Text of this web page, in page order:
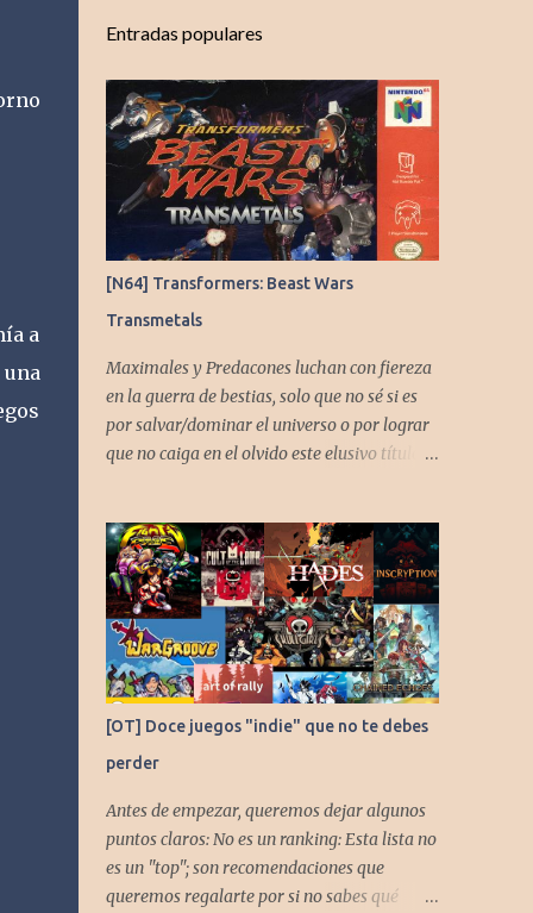
a
Entradas populares
[N64] Transformers: Beast Wars
Transmetals
Maximales y Predacones luchan con fiereza
en la guerra de bestias, solo que no sé si es
por salvar/dominar el universo o por lograr
que no caiga en el olvido este elusivo título
[OT] Doce juegos "indie" que no te debes
perder
Antes de empezar, queremos dejar algunos
puntos claros: No es un ranking: Esta lista no
es un "top"; son recomendaciones que
queremos regalarte por si no sabes qué